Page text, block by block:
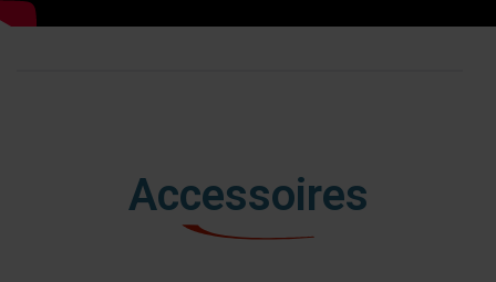
Accessoires